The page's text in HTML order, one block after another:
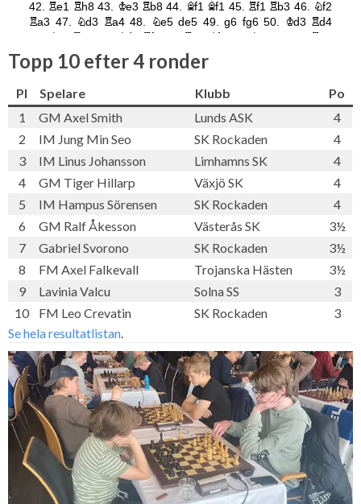
Topp 10 efter 4 ronder
Pl Spelare Klubb
Po
1
GM Axel Smith Lunds ASK
4
2
IM Jung Min Seo SK Rockaden
4
3
IM Linus Johansson Limhamns SK
4
4
GM Tiger Hillarp Växjö SK
4
5
IM Hampus Sörensen SK Rockaden
4
6
GM Ralf Åkesson Västerås SK
3½
7
Gabriel Svorono SK Rockaden
3½
8
FM Axel Falkevall Trojanska Hästen
3½
9
Lavinia Valcu Solna SS
3
10
FM Leo Crevatin SK Rockaden
3
Se hela resultatlistan